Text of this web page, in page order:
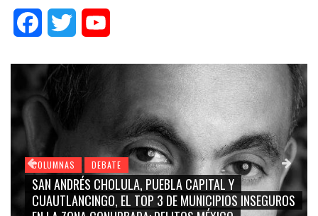
FacebookTwitter
INSEGUROS
COLUMNAS DEBATE
GRACE PALOMARES, NAY SALVATORI,
CARMEN SALINAS “LA CORCHOLATA”,